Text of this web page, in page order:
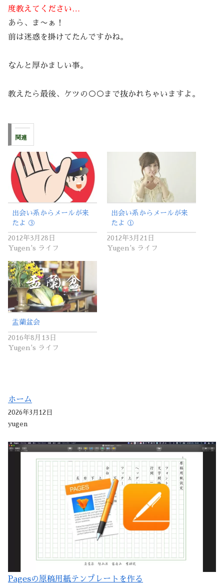
度教えてください…
あら、ま〜ぁ！
前は迷惑を掛けてたんですかね。
なんと厚かましい事。
教えたら最後、ケツの○○まで抜かれちゃいますよ。
関連
出会い系からメールが来
たよ ③
2012年3月28日
Yugen's ライフ
出会い系からメールが来
たよ ①
2012年3月21日
Yugen's ライフ
盂蘭盆会
2016年8月13日
Yugen's ライフ
ホーム
2026年3月12日
yugen
Pagesの原稿用紙テンプレートを作る